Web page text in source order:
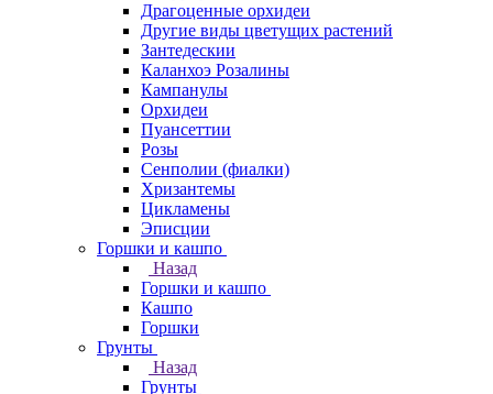
Драгоценные орхидеи
Другие виды цветущих растений
Зантедескии
Каланхоэ Розалины
Кампанулы
Орхидеи
Пуансеттии
Розы
Сенполии (фиалки)
Хризантемы
Цикламены
Эписции
Горшки и кашпо
Назад
Горшки и кашпо
Кашпо
Горшки
Грунты
Назад
Грунты